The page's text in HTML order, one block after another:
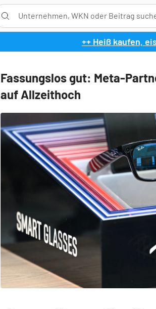
++ Heiß kaufen,
Fassungslos gut: Meta-
auf Allzeithoch